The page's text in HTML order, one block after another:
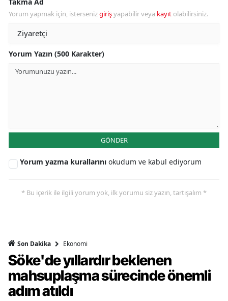
Takma Ad
Yorum yapmak için, istersenizgirişyapabilir veya kayıt olabilirsiniz.
Yorum Yazın (500 Karakter)
GÖNDER
Yorum yazma kurallarını okudum ve kabul ediyorum
* Bu içerik ile ilgili yorum yok, ilk yorumu siz yazın, tartışalım *
Son Dakika Ekonomi
Söke'de yıllardır beklenen
mahsuplaşma sürecinde önemli
adım atıldı